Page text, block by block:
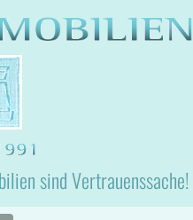
sind Vertrauenssache!